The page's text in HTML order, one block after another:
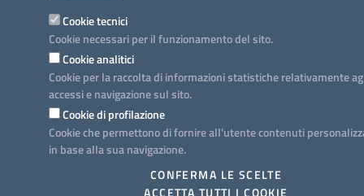
Cookie tecnici
Cookie necessari per il funzionamento del sito.
Cookie analitici
Cookie per la raccolta di informazioni statistiche relativamente
accessi e navigazione sul sito.
Cookie di profilazione
Cookie che permettono di fornire all'utente contenuti
in base alla sua navigazione.
CONFERMA LE SCELTE